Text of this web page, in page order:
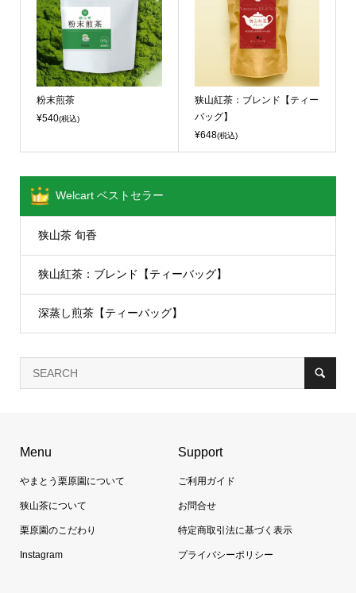
粉末煎茶
¥540(税込)
狭山紅茶：ブレンド【ティー
バッグ】
¥648(税込)
Welcart ベストセラー
狭山茶 旬香
狭山紅茶：ブレンド【ティーバッグ】
深蒸し煎茶【ティーバッグ】
Menu
やまとう栗原園について
狭山茶について
栗原園のこだわり
Instagram
Support
ご利用ガイド
お問合せ
特定商取引法に基づく表示
プライバシーポリシー